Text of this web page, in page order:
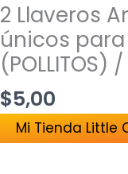
2 Llaveros
únicos
(POLLITOS)
$5,00
Mi Tienda Little